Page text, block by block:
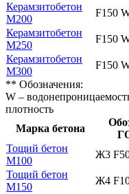
Керамзитобетон
М200
F150
Керамзитобетон
М250
F150
Керамзитобетон
М300
F150
** Обозначения:
W –
плотность
Марка бетона
Тощий бетон
М100
Ж3
Тощий бетон
М150
Ж4